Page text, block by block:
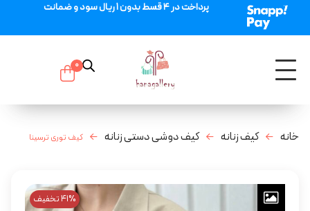
پرداخت در 4 قسط بدون 1 ریال سود و ضمانت
0
خانه کیف زنانه کیف دوشی دستی زنانه کیف توری ترسینا
41% تخفیف